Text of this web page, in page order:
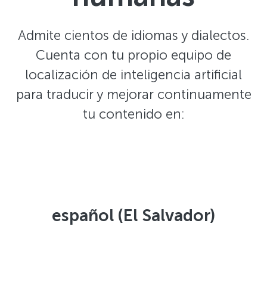
Admite cientos de idiomas y dialectos.
Cuenta con tu propio equipo de
localización de inteligencia artificial
para traducir y mejorar continuamente
tu contenido en:
español (El Salvador)